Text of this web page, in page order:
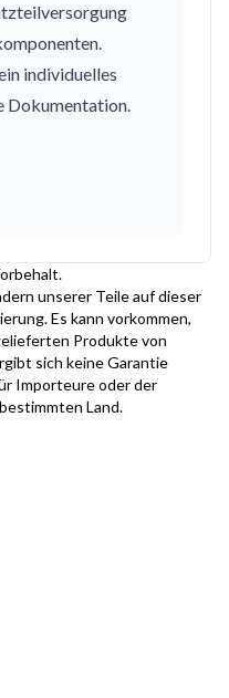
individuelles
Dokumentation.
unserer Teile auf dieser
Es kann vorkommen,
Produkte von
sich keine Garantie
Importeure oder der
Land.